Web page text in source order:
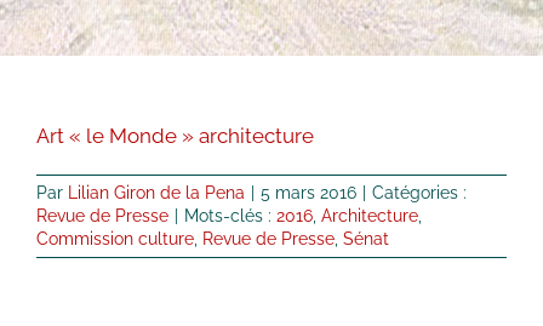
Art « le Monde » architecture
Par Lilian Giron de la Pena 5 mars 2016
Catégories :
Revue de Presse
Mots-clés : 2016 Architecture
Commission culture Revue de Presse Sénat